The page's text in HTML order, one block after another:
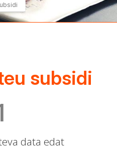
subsidi
data edat